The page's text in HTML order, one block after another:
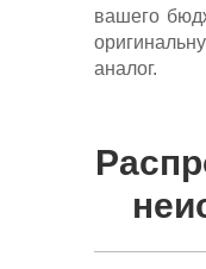
вашего
аналог.